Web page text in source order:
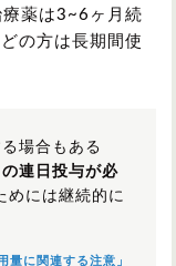
薬は3~6ヶ月続
の方は長期間使
場合もある
連日投与が必
めには継続的に
量に関連する注意」